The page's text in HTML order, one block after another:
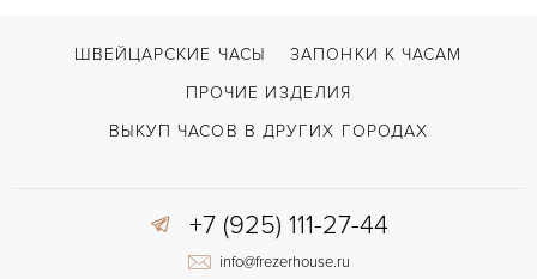
Двойной сложности застежка
ШВЕЙЦАРСКИЕ ЧАСЫ
ЗАПОНКИ К ЧАСАМ
ПРОЧИЕ ИЗДЕЛИЯ
ВЫКУП ЧАСОВ В ДРУГИХ ГОРОДАХ
+7 (925) 111-27-44
info@frezerhouse.ru